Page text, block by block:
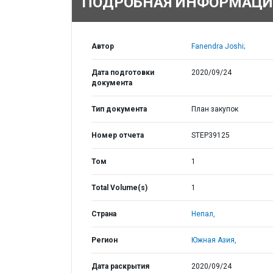
Автор Fanendra Joshi;
Дата подготовки
документа
2020/09/24
Тип документа План закупок
Номер отчета STEP39125
Том 1
Total Volume(s) 1
Страна Непал,
Регион Южная Азия,
Дата раскрытия
2020/09/24